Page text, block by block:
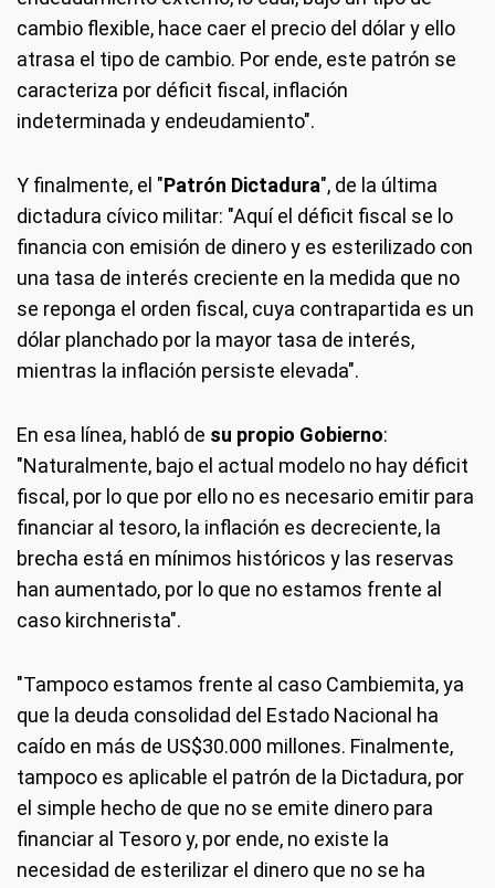
cambio flexible, hace caer el precio del dólar y ello
atrasa el tipo de cambio. Por ende, este patrón se
caracteriza por déficit fiscal, inflación
indeterminada y endeudamiento".
Y finalmente, el "Patrón Dictadura", de la última
dictadura cívico militar: "Aquí el déficit fiscal se lo
financia con emisión de dinero y es esterilizado con
una tasa de interés creciente en la medida que no
se reponga el orden fiscal, cuya contrapartida es un
dólar planchado por la mayor tasa de interés,
mientras la inflación persiste elevada".
En esa línea, habló de su propio Gobierno:
"Naturalmente, bajo el actual modelo no hay déficit
fiscal, por lo que por ello no es necesario emitir para
financiar al tesoro, la inflación es decreciente, la
brecha está en mínimos históricos y las reservas
han aumentado, por lo que no estamos frente al
caso kirchnerista".
"Tampoco estamos frente al caso Cambiemita, ya
que la deuda consolidad del Estado Nacional ha
caído en más de US$30.000 millones. Finalmente,
tampoco es aplicable el patrón de la Dictadura, por
el simple hecho de que no se emite dinero para
financiar al Tesoro y, por ende, no existe la
necesidad de esterilizar el dinero que no se ha